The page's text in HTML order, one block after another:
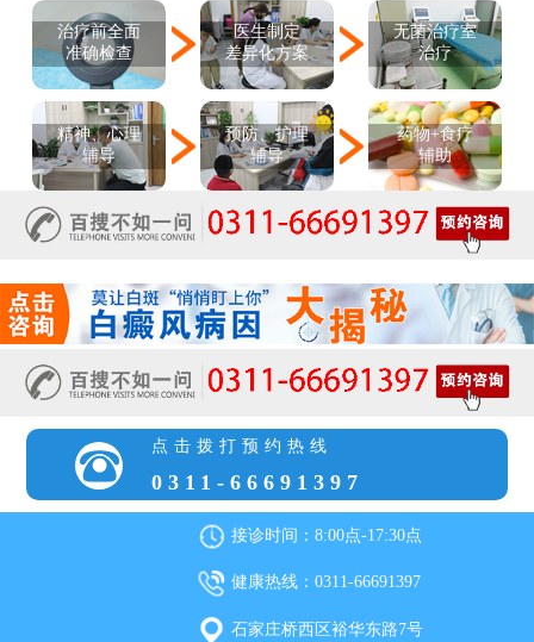
治疗前全面
准确检查
医生制定
差异化方案
无菌治疗室
治疗
精神、心理
辅导
预防、护理
辅导
药物+食疗
辅助
点击拨打预约热线
0311-66691397
接诊时间：8:00点-17:30点
健康热线：0311-66691397
石家庄桥西区裕华东路7号